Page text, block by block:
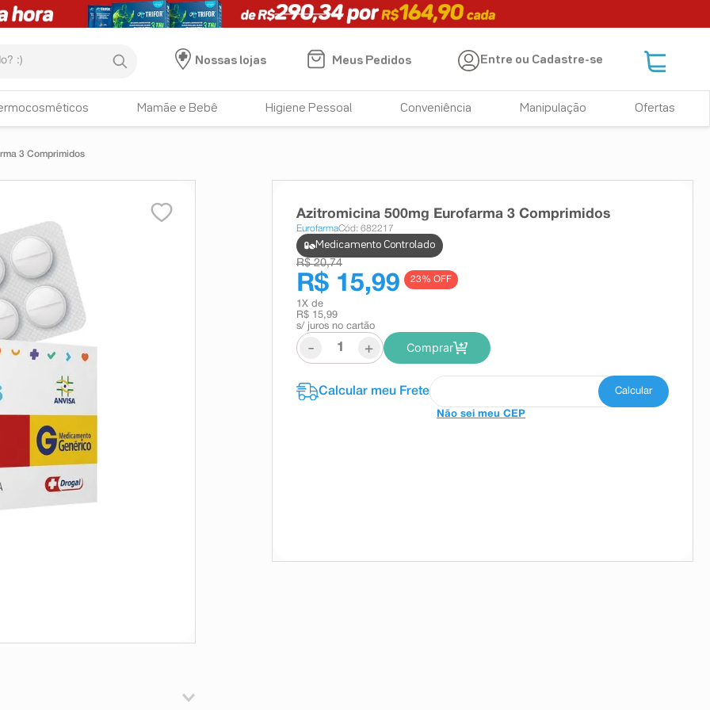
Nossas lojas
Meus Pedidos Entre ou Cadastre-se
Mamãe e Bebê Higiene Pessoal Conveniência Manipulação Ofertas
3 Comprimidos
Azitromicina 500mg Eurofarma 3 Comprimidos
EurofarmaCód: 682217
Medicamento Controlado
R$ 20,74
R$ 15,99 23% OFF
1 X de
R$ 15,99
s/ juros no cartão
- + Comprar
Não sei meu CEP